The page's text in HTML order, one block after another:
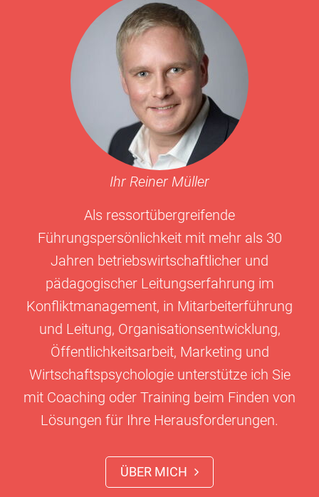
Ihr Reiner Müller
Als ressortübergreifende
Führungspersönlichkeit mit mehr als 30
Jahren betriebswirtschaftlicher und
pädagogischer Leitungserfahrung im
Konfliktmanagement, in Mitarbeiterführung
und Leitung, Organisationsentwicklung,
Öffentlichkeitsarbeit, Marketing und
Wirtschaftspsychologie unterstütze ich Sie
mit Coaching oder Training beim Finden von
Lösungen für Ihre Herausforderungen.
ÜBER MICH